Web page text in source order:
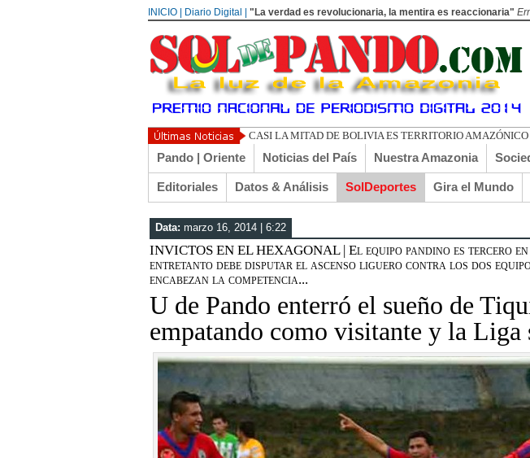
INICIO | Diario Digital | "La verdad es revolucionaria, la mentira es reaccionaria"
UN LIBERTARIO LL
Pando | Oriente Noticias del País Nuestra Amazonia
Editoriales Datos & Análisis SolDeportes Gira el Mundo
Data: marzo 16, 2014 | 6:22
INVICTOS EN EL HEXAGONAL | El equipo pandino es tercero
entretanto debe disputar el ascenso liguero contra los dos
encabezan la competencia...
U de Pando enterró el sueño de
empatando como visitante y la Liga